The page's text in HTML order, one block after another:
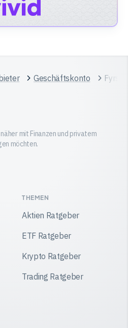
Geschäftskonto Fyrst
mit Finanzen und privatem
möchten.
THEMEN
Aktien Ratgeber
ETF Ratgeber
Krypto Ratgeber
Trading Ratgeber